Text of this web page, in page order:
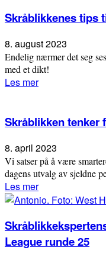
Skråblikkenes tips
8. august 2023
Endelig nærmer det seg
med et dikt!
Les mer
Skråblikken tenker
8. april 2023
Vi satser på å være
dagens utvalg av sjeldne
Les mer
League runde 25